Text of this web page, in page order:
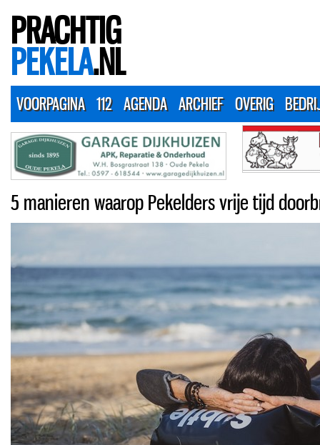
PRACHTIG
PEKELA.NL
VOORPAGINA 112 AGENDA ARCHIEF OVERIG
5 manieren waarop Pekelders vrije tijd